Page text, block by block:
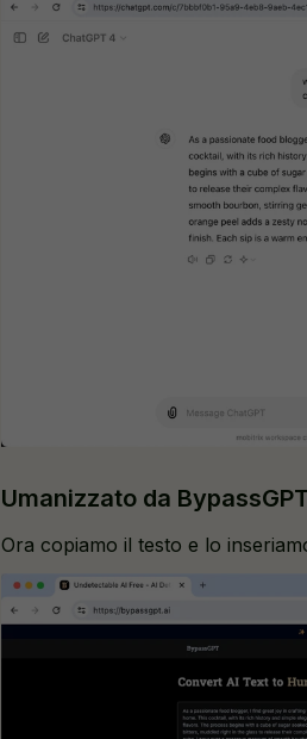
Umanizzato da
Ora copiamo il testo e lo